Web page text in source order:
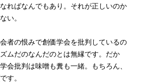
ればなんでもあり。それが正しいのか
い。
者の恨みで創価学会を批判しているの
ムだのなんだのとは無縁です。だか
会批判は味噌も糞も一緒。もちろん、
です。